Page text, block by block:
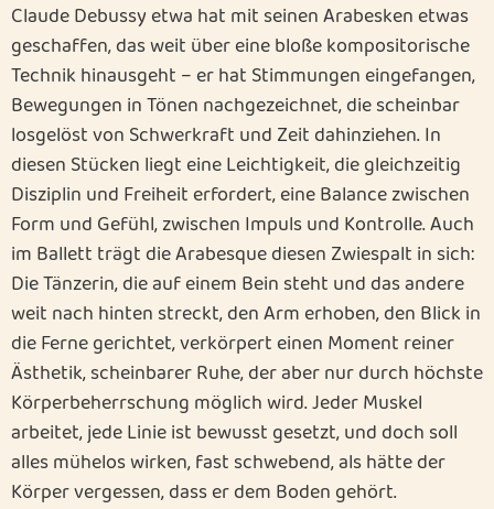
Claude Debussy etwa hat mit seinen Arabesken etwas
geschaffen, das weit über eine bloße kompositorische
Technik hinausgeht – er hat Stimmungen eingefangen,
Bewegungen in Tönen nachgezeichnet, die scheinbar
losgelöst von Schwerkraft und Zeit dahinziehen. In
diesen Stücken liegt eine Leichtigkeit, die gleichzeitig
Disziplin und Freiheit erfordert, eine Balance zwischen
Form und Gefühl, zwischen Impuls und Kontrolle. Auch
im Ballett trägt die Arabesque diesen Zwiespalt in sich:
Die Tänzerin, die auf einem Bein steht und das andere
weit nach hinten streckt, den Arm erhoben, den Blick in
die Ferne gerichtet, verkörpert einen Moment reiner
Ästhetik, scheinbarer Ruhe, der aber nur durch höchste
Körperbeherrschung möglich wird. Jeder Muskel
arbeitet, jede Linie ist bewusst gesetzt, und doch soll
alles mühelos wirken, fast schwebend, als hätte der
Körper vergessen, dass er dem Boden gehört.